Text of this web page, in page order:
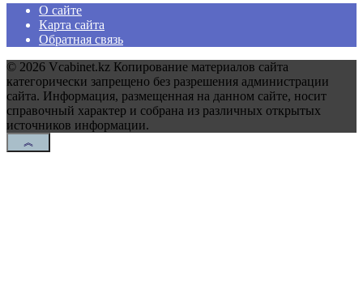
О сайте
Карта сайта
Обратная связь
© 2026 Vcabinet.kz Копирование материалов сайта
категорически запрещено без разрешения администрации
сайта. Информация, размещенная на данном сайте, носит
справочный характер и собрана из различных открытых
источников информации.